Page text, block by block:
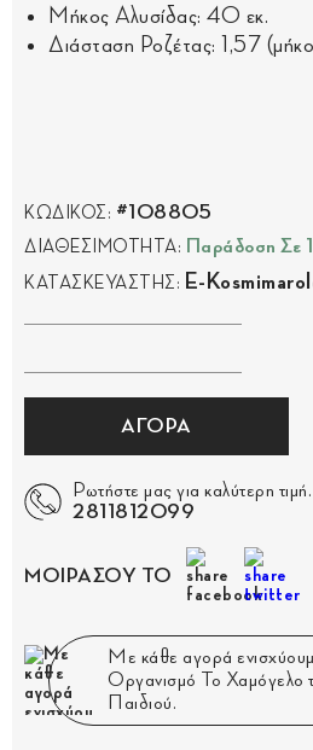
Μήκος Αλυσίδας: 40 εκ.
Διάσταση Ροζέτας: 1,57
ΚΩΔΙΚΟΣ: #108805
ΔΙΑΘΕΣΙΜΟΤΗΤΑ: Παράδοση Σε
ΚΑΤΑΣΚΕΥΑΣΤΗΣ: E-
ΑΓΟΡΑ
Ρωτήστε μας για καλύτερη τιμή.
2811812099
ΜΟΙΡΑΣΟΥ ΤΟ
Με κάθε αγορά
Οργανισμό Το Χαμόγελο
Παιδιού.